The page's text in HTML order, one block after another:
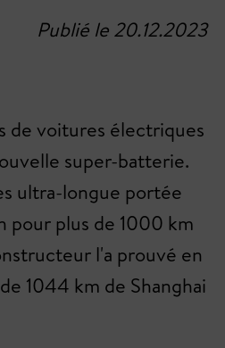
Publié le 20.12.2023
de voitures électriques
super-batterie.
ultra-longue portée
pour plus de 1000 km
l'a prouvé en
1044 km de Shanghai